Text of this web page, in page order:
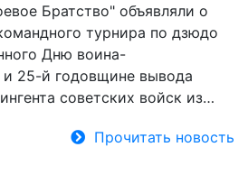
Братство" объявляли о
турнира по дзюдо
Дню воина-
и 25-й годовщине вывода
советских войск из…
Прочитать новость